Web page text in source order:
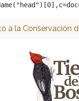
a la Conservación